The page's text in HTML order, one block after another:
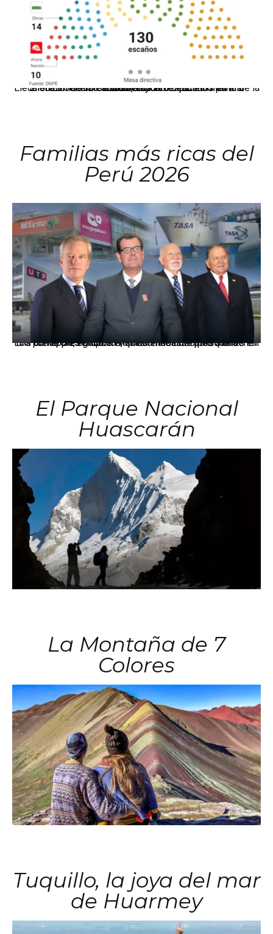
El JNE oficializó la distribución de escaños para la elección de 60 senadores y 130 diputados en las Elecciones Generales 2026, tras el restablecimiento de la Bicameralidad.
Familias más ricas del
Perú 2026
Los principales grupos empresariales del país mantienen una fuerte presencia en Áncash mediante inversiones en comercio, educación, salud e industria pesquera.
El Parque Nacional
Huascarán
La Montaña de 7
Colores
Tuquillo, la joya del mar
de Huarmey